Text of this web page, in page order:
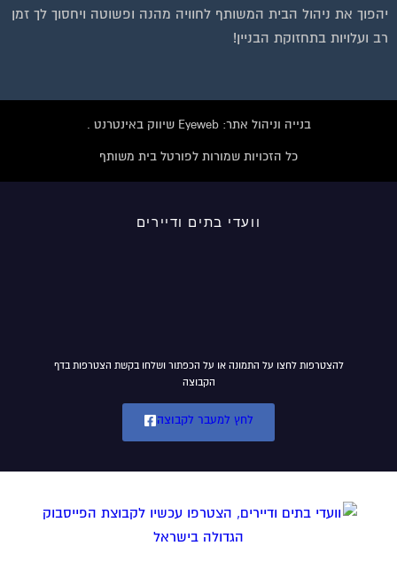
יהפוך את ניהול הבית המשותף לחוויה מהנה ופשוטה ויחסוך לך זמן
רב ועלויות בתחזוקת הבניין!
בנייה וניהול אתר: Eyeweb שיווק באינטרנט .
כל הזכויות שמורות לפורטל בית משותף
וועדי בתים ודיירים
להצטרפות לחצו על התמונה או על הכפתור ושלחו בקשת הצטרפות בדף
הקבוצה
לחץ למעבר לקבוצה